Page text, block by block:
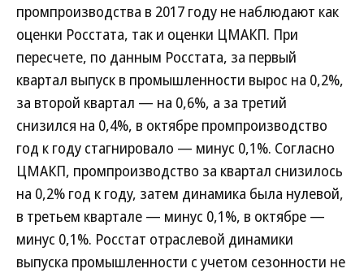
промпроизводства в 2017 году не наблюдают как
оценки Росстата, так и оценки ЦМАКП. При
пересчете, по данным Росстата, за первый
квартал выпуск в промышленности вырос на 0,2%,
за второй квартал — на 0,6%, а за третий
снизился на 0,4%, в октябре промпроизводство
год к году стагнировало — минус 0,1%. Согласно
ЦМАКП, промпроизводство за квартал снизилось
на 0,2% год к году, затем динамика была нулевой,
в третьем квартале — минус 0,1%, в октябре —
минус 0,1%. Росстат отраслевой динамики
выпуска промышленности с учетом сезонности не